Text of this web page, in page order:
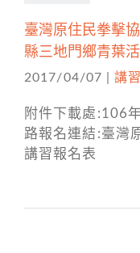
臺灣原住民拳擊
縣三地門鄉青葉
2017/04/07 講習
附件下載處:106
路報名連結:臺灣
講習報名表